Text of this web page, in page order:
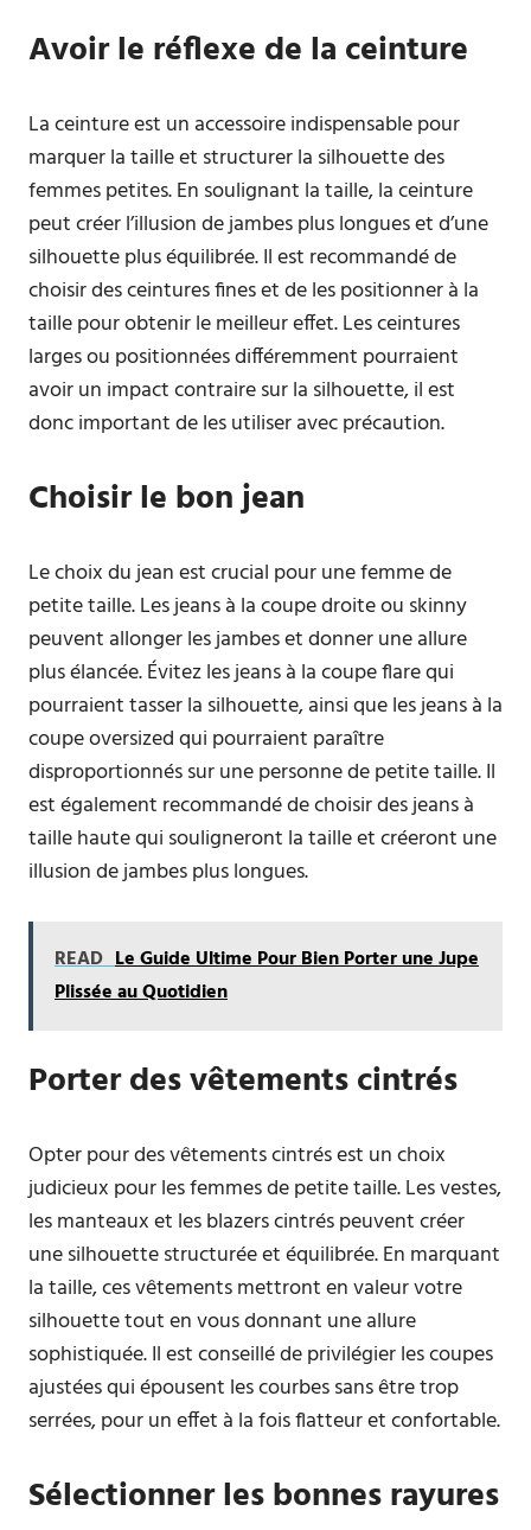
Avoir le réflexe de la ceinture
La ceinture est un accessoire indispensable pour
marquer la taille et structurer la silhouette des
femmes petites. En soulignant la taille, la ceinture
peut créer l’illusion de jambes plus longues et d’une
silhouette plus équilibrée. Il est recommandé de
choisir des ceintures fines et de les positionner à la
taille pour obtenir le meilleur effet. Les ceintures
larges ou positionnées différemment pourraient
avoir un impact contraire sur la silhouette, il est
donc important de les utiliser avec précaution.
Choisir le bon jean
Le choix du jean est crucial pour une femme de
petite taille. Les jeans à la coupe droite ou skinny
peuvent allonger les jambes et donner une allure
plus élancée. Évitez les jeans à la coupe flare qui
pourraient tasser la silhouette, ainsi que les jeans à la
coupe oversized qui pourraient paraître
disproportionnés sur une personne de petite taille. Il
est également recommandé de choisir des jeans à
taille haute qui souligneront la taille et créeront une
illusion de jambes plus longues.
READ Le Guide Ultime Pour Bien Porter une Jupe
Plissée au Quotidien
Porter des vêtements cintrés
Opter pour des vêtements cintrés est un choix
judicieux pour les femmes de petite taille. Les vestes,
les manteaux et les blazers cintrés peuvent créer
une silhouette structurée et équilibrée. En marquant
la taille, ces vêtements mettront en valeur votre
silhouette tout en vous donnant une allure
sophistiquée. Il est conseillé de privilégier les coupes
ajustées qui épousent les courbes sans être trop
serrées, pour un effet à la fois flatteur et confortable.
Sélectionner les bonnes rayures